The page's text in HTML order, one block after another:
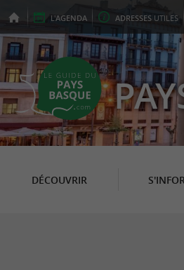
L'AGENDA ADRESSES UTILES
DÉCOUVRIR